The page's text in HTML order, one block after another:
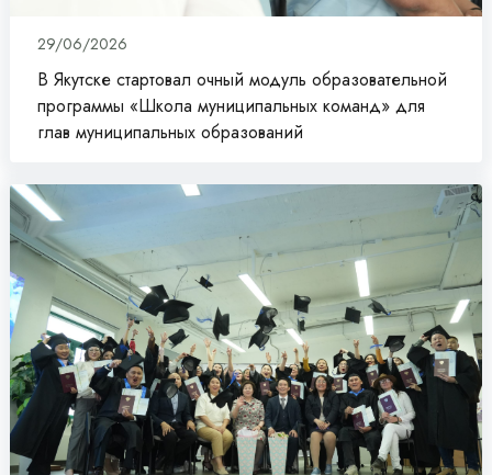
29/06/2026
В Якутске стартовал очный модуль образовательной
программы «Школа муниципальных команд» для
глав муниципальных образований